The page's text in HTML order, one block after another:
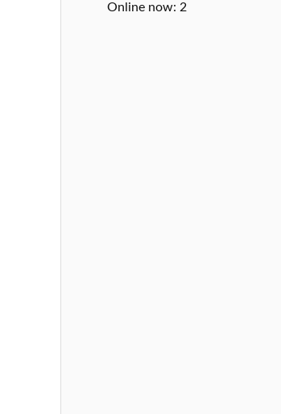
Online now: 2